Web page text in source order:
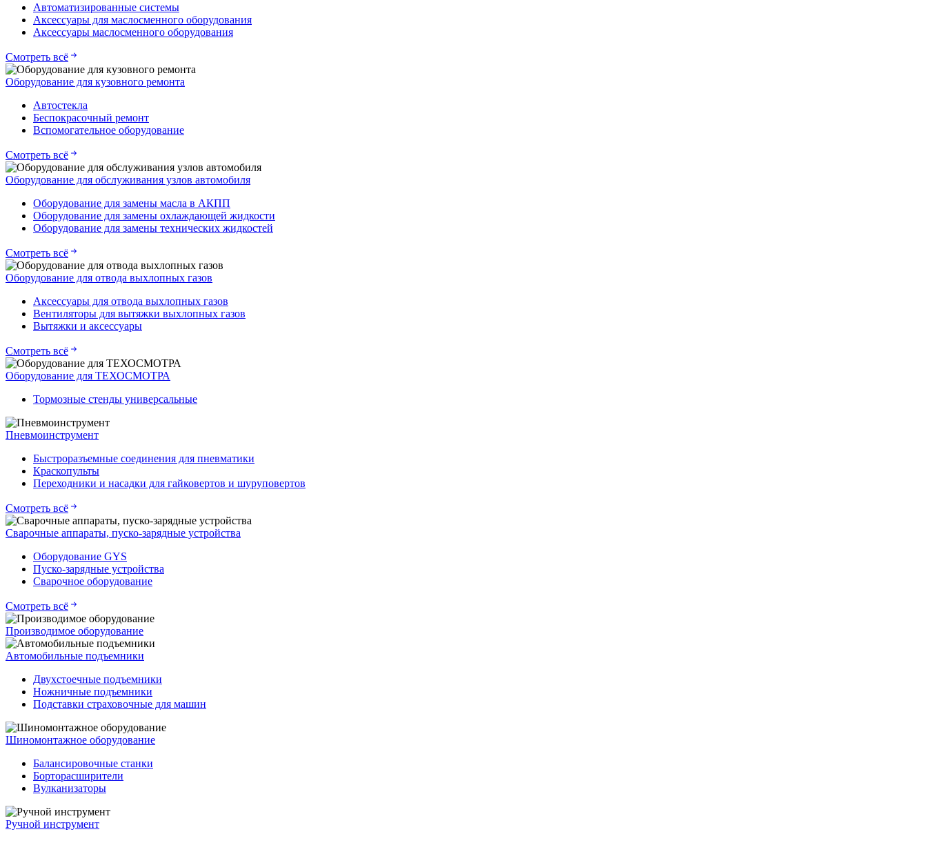
Автоматизированные системы
Аксессуары для маслосменного оборудования
Аксессуары маслосменного оборудования
Смотреть всё
Оборудование для кузовного ремонта
Автостекла
Беспокрасочный ремонт
Вспомогательное оборудование
Смотреть всё
Оборудование для обслуживания узлов автомобиля
Оборудование для замены масла в АКПП
Оборудование для замены охлаждающей жидкости
Оборудование для замены технических жидкостей
Смотреть всё
Оборудование для отвода выхлопных газов
Аксессуары для отвода выхлопных газов
Вентиляторы для вытяжки выхлопных газов
Вытяжки и аксессуары
Смотреть всё
Оборудование для ТЕХОСМОТРА
Тормозные стенды универсальные
Пневмоинструмент
Быстроразъемные соединения для пневматики
Краскопульты
Переходники и насадки для гайковертов и шуруповертов
Смотреть всё
Сварочные аппараты, пуско-зарядные устройства
Оборудование GYS
Пуско-зарядные устройства
Сварочное оборудование
Смотреть всё
Производимое оборудование
Автомобильные подъемники
Двухстоечные подъемники
Ножничные подъемники
Подставки страховочные для машин
Шиномонтажное оборудование
Балансировочные станки
Борторасширители
Вулканизаторы
Ручной инструмент